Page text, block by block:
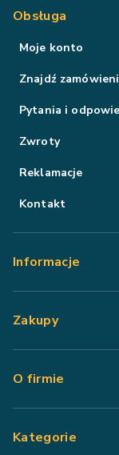
Obsługa
Moje konto
Znajdź
Pytania i
Zwroty
Reklamacje
Kontakt
Informacje
Zakupy
O firmie
Kategorie